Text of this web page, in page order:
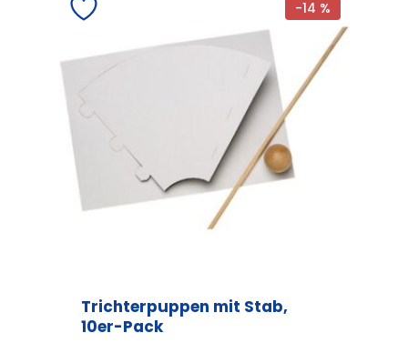
-14 %
Trichterpuppen mit Stab,
10er-Pack